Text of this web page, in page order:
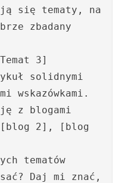
się tematy, na
zbadany
3]
solidnymi
wskazówkami.
z blogami
2], [blog
tematów
Daj mi znać,